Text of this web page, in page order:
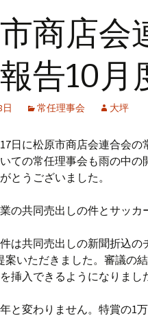
上田元町商店会
天美商店街振興組合
天美西商店会
新堂栄町商店会
松原岡商店会
松原駅前商店会
商店会
告10月
日 常任理事会 大坪
日に松原市商店会連合会
ての常任理事会も雨の中
とうございました。
の共同売出しの件とサッカ
は共同売出しの新聞折込
案いただきました。審議の
挿入できるようになりまし
と変わりません。特賞の1